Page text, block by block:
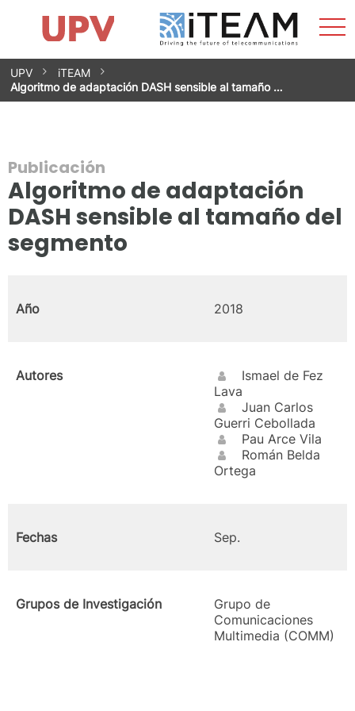
Saltar
contenido
Impacto
Grupos de investigación
Instalaciones
Spin-offs
Contacto
Prácticas
Noticias
Unidad de Igualdad
UPV
iTEAM
Algoritmo de adaptación DASH sensible al tamaño …
Publicación
Algoritmo de adaptación
DASH sensible al tamaño del
segmento
Año 2018
Autores
Ismael de Fez
Lava
Juan Carlos
Guerri Cebollada
Pau Arce Vila
Román Belda
Ortega
Fechas Sep.
Grupos de Investigación
Grupo de
Comunicaciones
Multimedia (COMM)